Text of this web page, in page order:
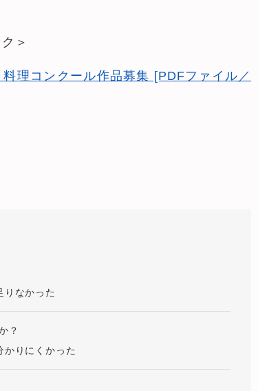
＞
理コンクール作品募集 [PDFファイル／
りなかった
？
かりにくかった